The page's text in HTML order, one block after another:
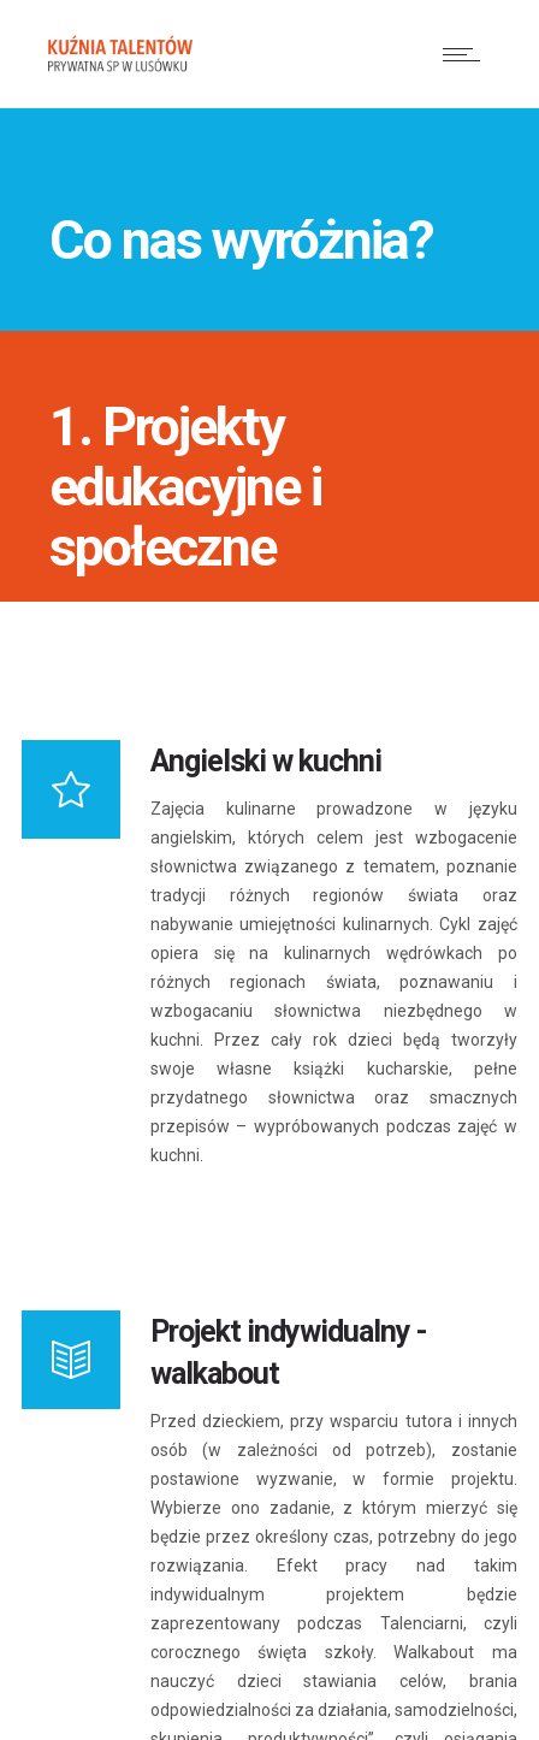
Co nas wyróżnia?
1. Projekty
edukacyjne i
społeczne
Angielski w kuchni
Zajęcia kulinarne prowadzone w języku
angielskim, których celem jest wzbogacenie
słownictwa związanego z tematem, poznanie
tradycji różnych regionów świata oraz
nabywanie umiejętności kulinarnych. Cykl zajęć
opiera się na kulinarnych wędrówkach po
różnych regionach świata, poznawaniu i
wzbogacaniu słownictwa niezbędnego w
kuchni. Przez cały rok dzieci będą tworzyły
swoje własne książki kucharskie, pełne
przydatnego słownictwa oraz smacznych
przepisów – wypróbowanych podczas zajęć w
kuchni.
Projekt indywidualny -
walkabout
Przed dzieckiem, przy wsparciu tutora i innych
osób (w zależności od potrzeb), zostanie
postawione wyzwanie, w formie projektu.
Wybierze ono zadanie, z którym mierzyć się
będzie przez określony czas, potrzebny do jego
rozwiązania. Efekt pracy nad takim
indywidualnym projektem będzie
zaprezentowany podczas Talenciarni, czyli
corocznego święta szkoły. Walkabout ma
nauczyć dzieci stawiania celów, brania
odpowiedzialności za działania, samodzielności,